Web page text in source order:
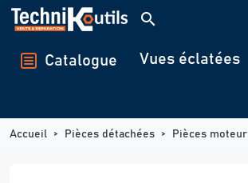
Panneau de gestion des cookies
search
Catalogue Vues éclatées
Accueil Pièces détachées Pièces moteur